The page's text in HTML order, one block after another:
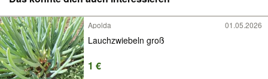
Apolda 01.05.2026
Lauchzwiebeln groß
1 €